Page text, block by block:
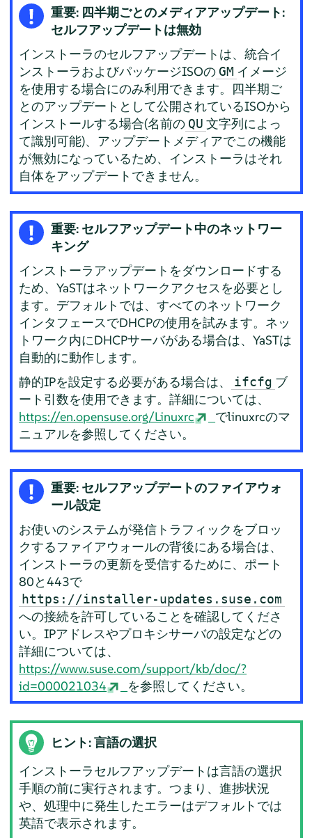
重要: 四半期ごとのメディアアップデート:
セルフアップデートは無効
インストーラのセルフアップデートは、統合イ
ンストーラおよびパッケージISOの GM イメージ
を使用する場合にのみ利用できます。四半期ご
とのアップデートとして公開されているISOから
インストールする場合(名前の QU 文字列によっ
て識別可能)、アップデートメディアでこの機能
が無効になっているため、インストーラはそれ
自体をアップデートできません。
重要: セルフアップデート中のネットワー
キング
インストーラアップデートをダウンロードする
ため、YaSTはネットワークアクセスを必要とし
ます。デフォルトでは、すべてのネットワーク
インタフェースでDHCPの使用を試みます。ネッ
トワーク内にDHCPサーバがある場合は、YaSTは
自動的に動作します。
静的IPを設定する必要がある場合は、
ifcfg ブ
ート引数を使用できます。詳細については、
https://en.opensuse.org/Linuxrc
でlinuxrcのマ
ニュアルを参照してください。
重要: セルフアップデートのファイアウォ
ール設定
お使いのシステムが発信トラフィックをブロッ
クするファイアウォールの背後にある場合は、
インストーラの更新を受信するために、ポート
80と443で
https://installer-updates.suse.com
への接続を許可していることを確認してくださ
い。IPアドレスやプロキシサーバの設定などの
詳細については、
https://www.suse.com/support/kb/doc/?
id=000021034
を参照してください。
ヒント: 言語の選択
インストーラセルフアップデートは言語の選択
手順の前に実行されます。つまり、進捗状況
や、処理中に発生したエラーはデフォルトでは
英語で表示されます。